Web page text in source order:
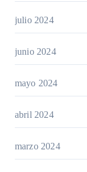
julio 2024
junio 2024
mayo 2024
abril 2024
marzo 2024